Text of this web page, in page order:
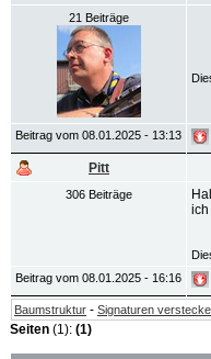
21 Beiträge
Beitrag vom 08.01.2025 - 13:13
Pitt
306 Beiträge
ich
Beitrag vom 08.01.2025 - 16:16
Baumstruktur - Signaturen
Seiten (1): (1)